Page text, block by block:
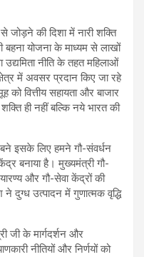
जोड़ने की दिशा में नारी शक्ति
बहना योजना के माध्यम से लाखों
उद्यमिता नीति के तहत महिलाओं
में अवसर प्रदान किए जा रहे
को वित्तीय सहायता और बाजार
ही नहीं बल्कि नये भारत की
बने इसके लिए हमने गौ-संवर्धन
बनाया है। मुख्यमंत्री गौ-
और गौ-सेवा केंद्रों की
दुग्ध उत्पादन में गुणात्मक वृद्धि
जी के मार्गदर्शन और
नीतियों और निर्णयों को